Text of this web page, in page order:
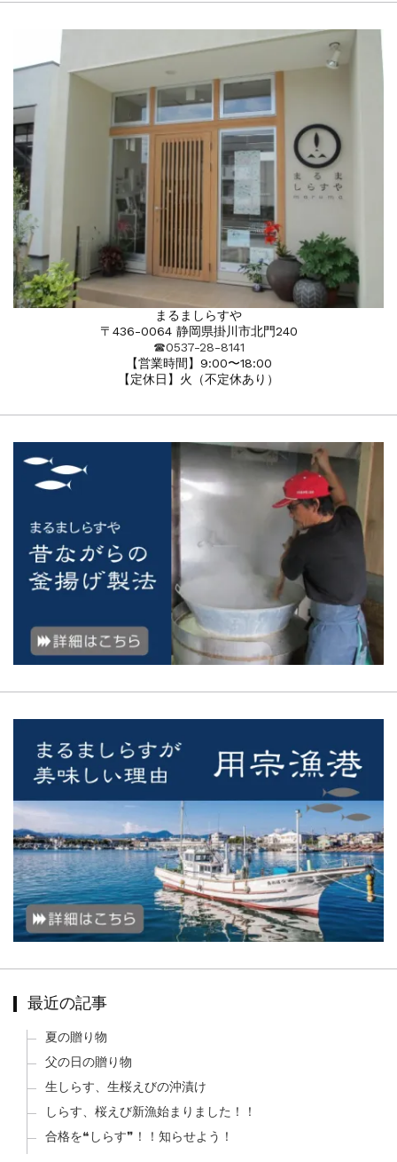
まるましらすや
〒436-0064 静岡県掛川市北門240
☎︎0537-28-8141
【営業時間】9:00〜18:00
【定休日】火（不定休あり）
最近の記事
夏の贈り物
父の日の贈り物
生しらす、生桜えびの沖漬け
しらす、桜えび新漁始まりました！！
合格を❝しらす❞！！知らせよう！